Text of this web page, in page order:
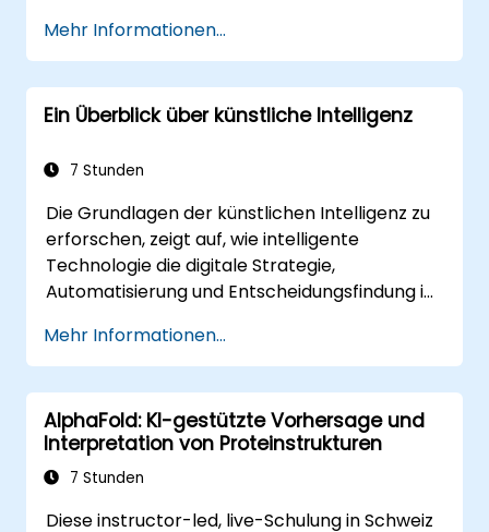
eingesetzt werden kann: von einfacher
Automatisierung und Bilderkennung bis hin zu
autonomen Entscheidungsprozessen.
Mehr Informationen...
Ein Überblick über künstliche Intelligenz
7 Stunden
Die Grundlagen der künstlichen Intelligenz zu
erforschen, zeigt auf, wie intelligente
Technologie die digitale Strategie,
Automatisierung und Entscheidungsfindung in
Behandelt Kernkonzepte aus KI-Geschichte,
Problemlösungsrahmenwerken,
Wissensrepräsentation, unsicherer
Schlussfolgerung und Lernparadigmen sowie
Kommunikation, Wahrnehmung und
autonomes Handeln. Führt Geschäftsleiter
Transformationsmöglichkeiten zu bewerten,
Mehr Informationen...
AlphaFold: KI-gestützte Vorhersage und
Interpretation von Proteinstrukturen
7 Stunden
Diese instructor-led, live-Schulung in Schweiz